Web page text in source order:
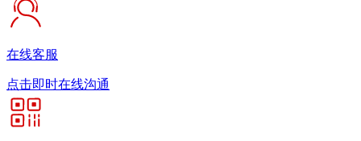
在线客服
点击即时在线沟通